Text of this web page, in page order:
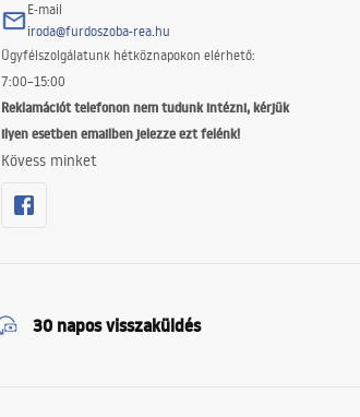
E-mail
iroda@furdoszoba-rea.hu
Ügyfélszolgálatunk hétköznapokon elérhető:
7:00–15:00
Reklamációt telefonon nem tudunk intézni, kérjük
ilyen esetben emailben jelezze ezt felénk!
Kövess minket
30 napos visszaküldés